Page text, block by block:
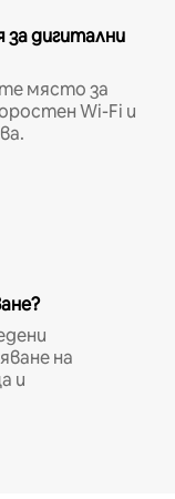
дигитални
място за
Wi-Fi и
на
и